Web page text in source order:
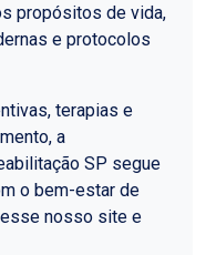
propósitos de vida,
e protocolos
terapias e
a
SP segue
o bem-estar de
nosso site e